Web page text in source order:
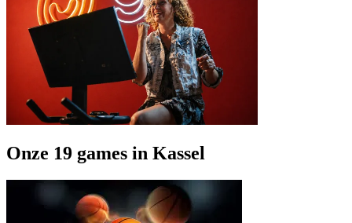
Onze 19 games in Kassel